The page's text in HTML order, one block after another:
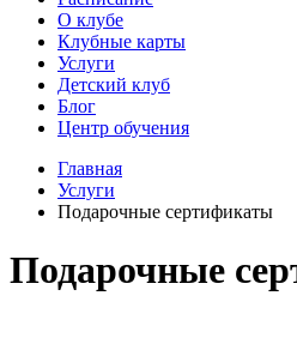
О клубе
Клубные карты
Услуги
Детский клуб
Блог
Центр обучения
Главная
Услуги
Подарочные сертификаты
Подарочные